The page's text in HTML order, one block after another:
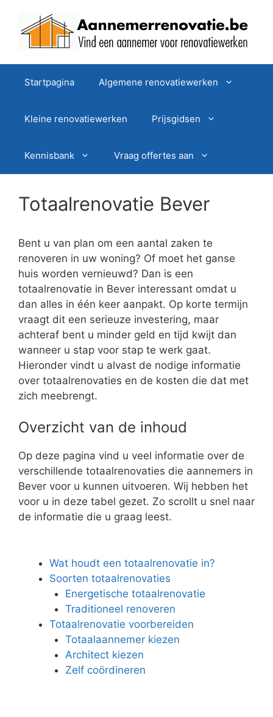
Startpagina Algemene renovatiewerken
Kleine renovatiewerken Prijsgidsen
Kennisbank Vraag offertes aan
Totaalrenovatie Bever
Bent u van plan om een aantal zaken te
renoveren in uw woning? Of moet het ganse
huis worden vernieuwd? Dan is een
totaalrenovatie in Bever interessant omdat u
dan alles in één keer aanpakt. Op korte termijn
vraagt dit een serieuze investering, maar
achteraf bent u minder geld en tijd kwijt dan
wanneer u stap voor stap te werk gaat.
Hieronder vindt u alvast de nodige informatie
over totaalrenovaties en de kosten die dat met
zich meebrengt.
Overzicht van de inhoud
Op deze pagina vind u veel informatie over de
verschillende totaalrenovaties die aannemers in
Bever voor u kunnen uitvoeren. Wij hebben het
voor u in deze tabel gezet. Zo scrollt u snel naar
de informatie die u graag leest.
Wat houdt een totaalrenovatie in?
Soorten totaalrenovaties
Energetische totaalrenovatie
Traditioneel renoveren
Totaalrenovatie voorbereiden
Totaalaannemer kiezen
Architect kiezen
Zelf coördineren